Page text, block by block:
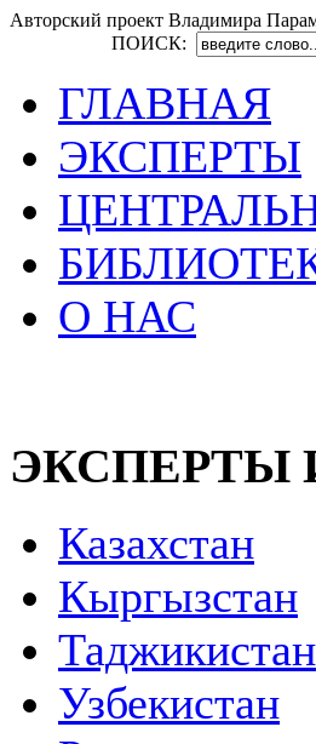
Авторский проект Владимира
ПОИСК:
ГЛАВНАЯ
ЭКСПЕРТЫ
О НАС
ЭКСПЕРТЫ
Казахстан
Кыргызстан
Таджикистан
Узбекистан